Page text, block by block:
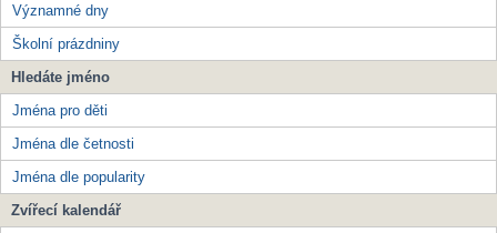
Významné dny
Školní prázdniny
Hledáte jméno
Jména pro děti
Jména dle četnosti
Jména dle popularity
Zvířecí kalendář